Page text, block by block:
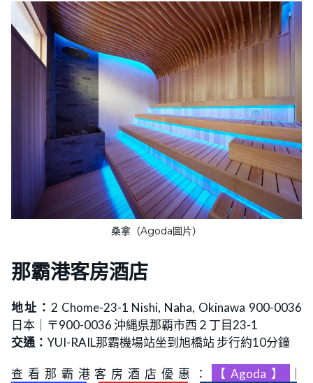
桑拿（Agoda圖片）
那霸港客房酒店
地址： 2 Chome-23-1 Nishi, Naha, Okinawa 900-0036
日本｜〒900-0036 沖縄県那覇市西２丁目23-1
交通： YUI-RAIL那霸機場站坐到旭橋站 步行約10分鐘
查看那霸港客房酒店優惠： 【Agoda】